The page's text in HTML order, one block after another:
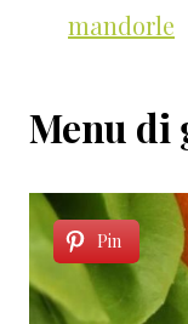
mandorle
Menu di
Pin